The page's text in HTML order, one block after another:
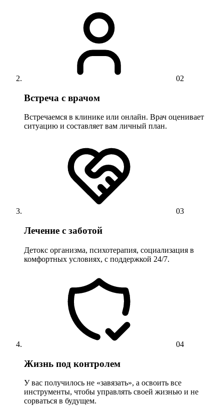
02
Встреча с врачом
Встречаемся в клинике или онлайн. Врач оценивает
ситуацию и составляет вам личный план.
03
Лечение с заботой
Детокс организма, психотерапия, социализация в
комфортных условиях, с поддержкой 24/7.
04
Жизнь под контролем
У вас получилось не «завязать», а освоить все
инструменты, чтобы управлять своей жизнью и не
сорваться в будущем.